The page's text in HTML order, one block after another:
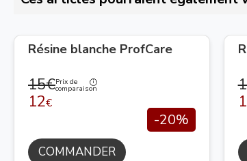
Résine blanche ProfCare
15€Prix de
comparaison
12€
-20%
COMMANDER